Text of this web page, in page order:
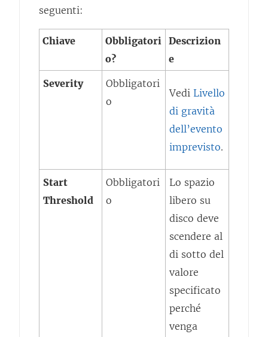
seguenti:
Chiave
Obbligatori
o?
Descrizion
e
Severity
Obbligatori
o
Vedi Livello
di gravità
dell’evento
imprevisto.
Start
Threshold
Obbligatori
o
Lo spazio
libero su
disco deve
scendere al
di sotto del
valore
specificato
perché
venga